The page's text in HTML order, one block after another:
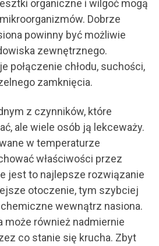
organiczne i wilgoć mogą
Dobrze
powinny być możliwie
zewnętrznego.
połączenie chłodu, suchości,
zamknięcia.
z czynników, które
ale wiele osób ją lekceważy.
w temperaturze
właściwości przez
jest to najlepsze rozwiązanie
otoczenie, tym szybciej
wewnątrz nasiona.
może również nadmiernie
co stanie się krucha. Zbyt